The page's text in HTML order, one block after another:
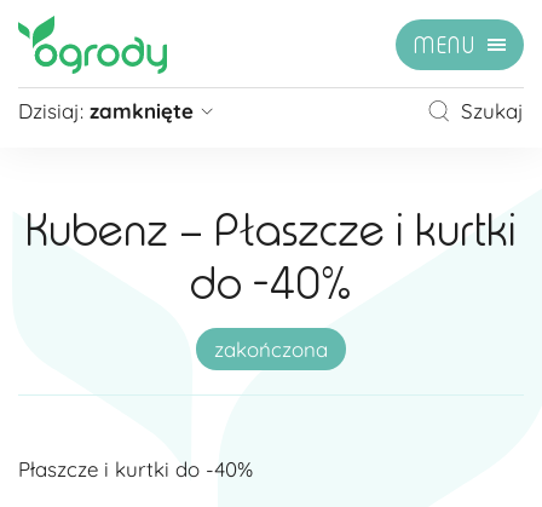
MENU
Dzisiaj: zamknięte
Niedziela
Niedziela handlowa
10:00 - 20:00
Szukaj
Kubenz – Płaszcze i kurtki
do -40%
zakończona
Płaszcze i kurtki do -40%